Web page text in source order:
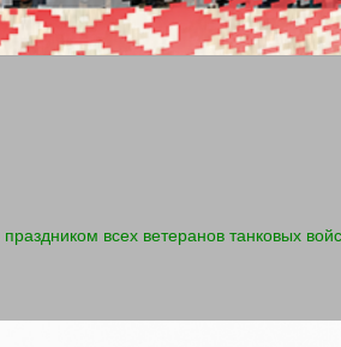
SKIP TO CONTENT
всех ветеранов танковых